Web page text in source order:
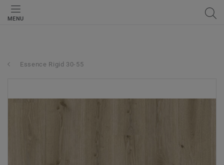
MENU
Essence Rigid 30-55